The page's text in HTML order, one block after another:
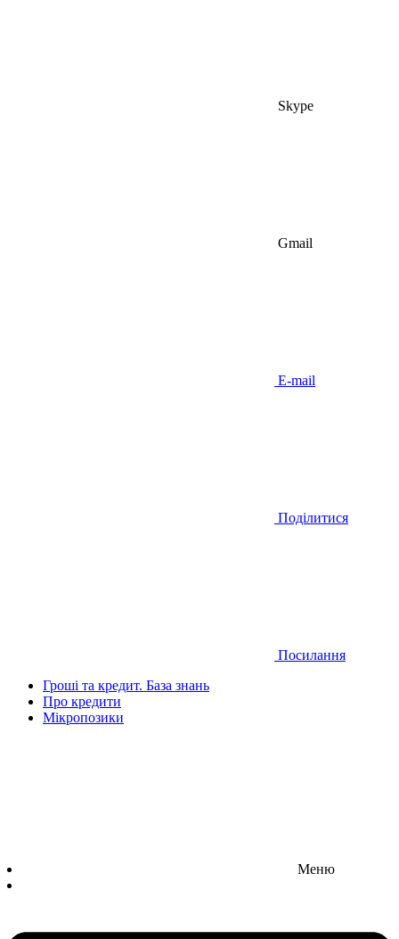
Skype
Gmail
E-mail
Поділитися
Посилання
Гроші та кредит. База знань
Про кредити
Мікропозики
Меню